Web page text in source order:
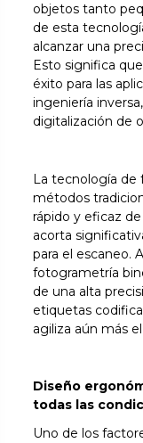
objetos tanto
de esta
alcanzar una
Esto significa
éxito para las
ingeniería
digitalización de
La tecnología de
métodos
rápido y eficaz
acorta
para el escaneo.
fotogrametría
de una alta
etiquetas
agiliza aún más
Diseño
todas las
Uno de los